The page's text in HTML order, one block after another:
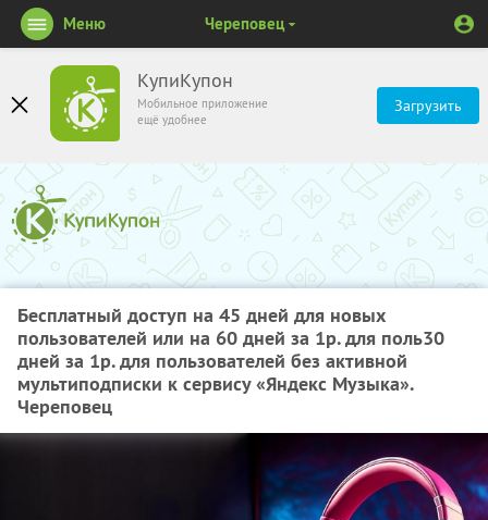
КупиКупон
Мобильное приложение
ещё удобнее
Загрузить
Меню Череповец
Бесплатный доступ на 45 дней для новых
пользователей или на 60 дней за 1р. для поль30
дней за 1р. для пользователей без активной
мультиподписки к сервису «Яндекс Музыка».
Череповец